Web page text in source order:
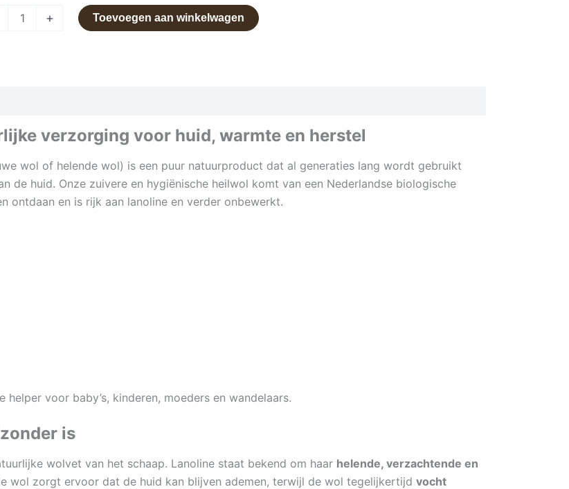
+ Toevoegen aan winkelwagen
verzorging voor huid, warmte en herstel
wol of helende wol) is een puur natuurproduct dat al generaties lang wordt gebruikt
de huid. Onze zuivere en hygiënische heilwol komt van een Nederlandse biologische
ontdaan en is rijk aan lanoline en verder onbewerkt.
voor baby’s, kinderen, moeders en wandelaars.
is
wolvet van het schaap. Lanoline staat bekend om haar helende, verzachtende en
wol zorgt ervoor dat de huid kan blijven ademen, terwijl de wol tegelijkertijd vocht